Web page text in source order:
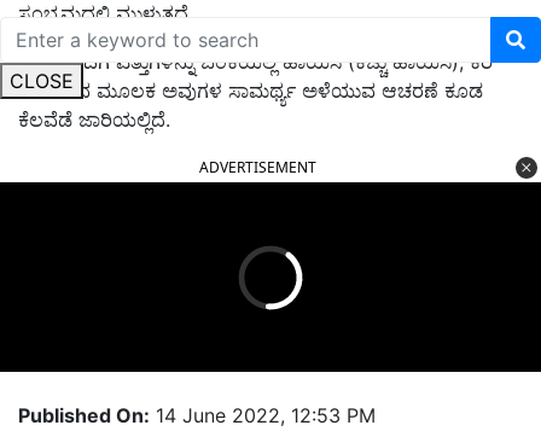
CLOSE
ಸಂಭ್ರಮದಲ್ಲಿ ಮುಳುತ್ತದೆ.
ಇದರೊಂದಿಗೆ ಎತ್ತುಗಳನ್ನು ಬೆಂಕಿಯಲ್ಲಿ ಹಾಯಿಸಿ (ಕಿಚ್ಚು ಹಾಯಿಸಿ), ಕರಿ
ಹರಿಯುವ ಮೂಲಕ ಅವುಗಳ ಸಾಮರ್ಥ್ಯ ಅಳೆಯುವ ಆಚರಣೆ ಕೂಡ
ಕೆಲವೆಡೆ ಜಾರಿಯಲ್ಲಿದೆ.
ADVERTISEMENT
Published On: 14 June 2022, 12:53 PM